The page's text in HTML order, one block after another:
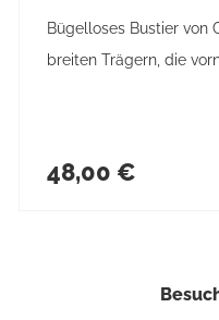
Bügelloses Bustier von
breiten Trägern, die
48,00 €